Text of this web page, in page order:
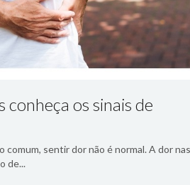
conheça os sinais de
comum, sentir dor não é normal. A dor nas
de...